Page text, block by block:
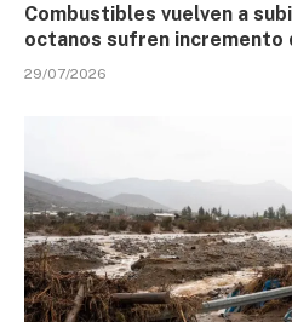
Combustibles vuelven a
octanos sufren
29/07/2026